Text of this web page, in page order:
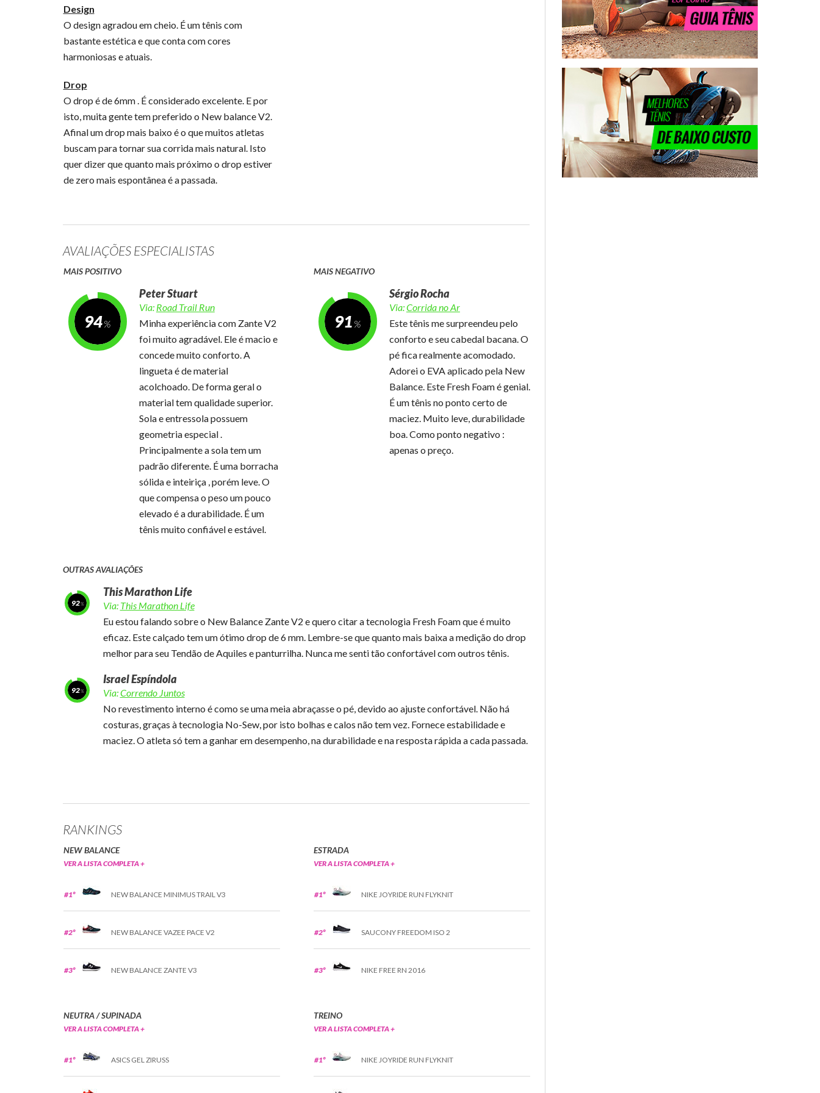
Design
O design agradou em cheio. É um tênis com
bastante estética e que conta com cores
harmoniosas e atuais.
Drop
O drop é de 6mm . É considerado excelente. E por
isto, muita gente tem preferido o New balance V2.
Afinal um drop mais baixo é o que muitos atletas
buscam para tornar sua corrida mais natural. Isto
quer dizer que quanto mais próximo o drop estiver
de zero mais espontânea é a passada.
AVALIAÇÕES ESPECIALISTAS
MAIS POSITIVO
94
Peter Stuart
Via: Road Trail Run
Minha experiência com Zante V2
foi muito agradável. Ele é macio e
concede muito conforto. A
lingueta é de material
acolchoado. De forma geral o
material tem qualidade superior.
Sola e entressola possuem
geometria especial .
Principalmente a sola tem um
padrão diferente. É uma borracha
sólida e inteiriça , porém leve. O
que compensa o peso um pouco
elevado é a durabilidade. É um
tênis muito confiável e estável.
MAIS NEGATIVO
91
Sérgio Rocha
Via:Corrida no Ar
Este tênis me surpreendeu pelo
conforto e seu cabedal bacana. O
pé fica realmente acomodado.
Adorei o EVA aplicado pela New
Balance. Este Fresh Foam é genial.
É um tênis no ponto certo de
maciez. Muito leve, durabilidade
boa. Como ponto negativo :
apenas o preço.
OUTRAS AVALIAÇÕES
92
This Marathon Life
Via: This Marathon Life
Eu estou falando sobre o New Balance Zante V2 e quero citar a tecnologia Fresh Foam que é muito
eficaz. Este calçado tem um ótimo drop de 6 mm. Lembre-se que quanto mais baixa a medição do drop
melhor para seu Tendão de Aquiles e panturrilha. Nunca me senti tão confortável com outros tênis.
92
Israel Espíndola
Via:Correndo Juntos
No revestimento interno é como se uma meia abraçasse o pé, devido ao ajuste confortável. Não há
costuras, graças à tecnologia No-Sew, por isto bolhas e calos não tem vez. Fornece estabilidade e
maciez. O atleta só tem a ganhar em desempenho, na durabilidade e na resposta rápida a cada passada.
RANKINGS
NEW BALANCE
VER A LISTA COMPLETA +
#1º NEW BALANCE MINIMUS TRAIL V3
#2º NEW BALANCE VAZEE PACE V2
#3º NEW BALANCE ZANTE V3
ESTRADA
VER A LISTA COMPLETA +
#1º NIKE JOYRIDE RUN FLYKNIT
#2º SAUCONY FREEDOM ISO 2
#3º NIKE FREE RN 2016
NEUTRA / SUPINADA
VER A LISTA COMPLETA +
#1º ASICS GEL ZIRUSS
TREINO
VER A LISTA COMPLETA +
#1º NIKE JOYRIDE RUN FLYKNIT